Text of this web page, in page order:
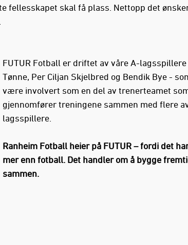
fellesskapet skal få plass. Nettopp det
FUTUR Fotball er driftet av våre A-lagsspillere
Tønne, Per Ciljan Skjelbred og Bendik Bye -
være involvert som en del av trenerteamet
gjennomfører treningene sammen med flere
lagsspillere.
Ranheim Fotball heier på FUTUR – fordi det
mer enn fotball. Det handler om å bygge
sammen.